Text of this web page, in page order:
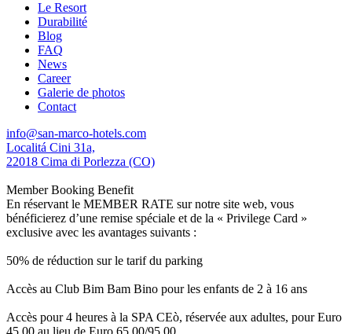
Le Resort
Durabilité
Blog
FAQ
News
Career
Galerie de photos
Contact
info@san-marco-hotels.com
Localitá Cini 31a,
22018 Cima di Porlezza (CO)
Member Booking Benefit
En réservant le MEMBER RATE sur notre site web, vous
bénéficierez d’une remise spéciale et de la « Privilege Card »
exclusive avec les avantages suivants :
50% de réduction sur le tarif du parking
Accès au Club Bim Bam Bino pour les enfants de 2 à 16 ans
Accès pour 4 heures à la SPA CEò, réservée aux adultes, pour Euro
45,00 au lieu de Euro 65,00/95,00